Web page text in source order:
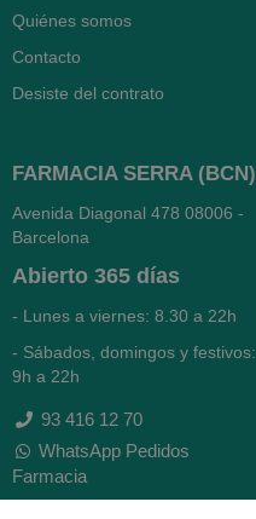
Quiénes somos
Contacto
Desiste del contrato
FARMACIA SERRA (BCN)
Avenida Diagonal 478 08006 -
Barcelona
Abierto 365 días
- Lunes a viernes: 8.30 a 22h
- Sábados, domingos y festivos:
9h a 22h
93 416 12 70
WhatsApp Pedidos
Farmacia